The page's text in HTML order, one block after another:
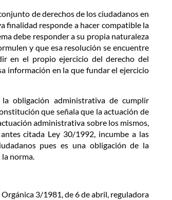
de derechos de los ciudadanos en
finalidad responde a hacer compatible la
debe responder a su propia naturaleza
y que esa resolución se encuentre
en el propio ejercicio del derecho del
información en la que fundar el ejercicio
obligación administrativa de cumplir
que señala que la actuación de
administrativa sobre los mismos,
citada Ley 30/1992, incumbe a las
pues es una obligación de la
norma.
3/1981, de 6 de abril, reguladora